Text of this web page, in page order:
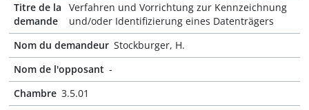
Titre de la
demande
Verfahren und Vorrichtung zur Kennzeichnung
und/oder Identifizierung eines Datenträgers
Nom du demandeur Stockburger, H.
Nom de l'opposant -
Chambre 3.5.01